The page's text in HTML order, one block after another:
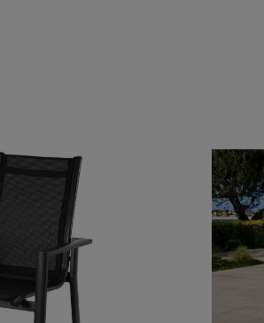
Witterungsbeständig und
Für die Gartenmöbel von
durch ihre Haltbarkeit überzeugen
diesen hohen Standard sind die
äußerst haltbar.
Hohe Belastbarkeit und stapelbar
Aufgrund der besonders stabilen
werden. Bei Bedarf lassen sich die
Bodenschoner
Die Esstischgarnitur verfügt über
Terrassenboden vor Kratzern.